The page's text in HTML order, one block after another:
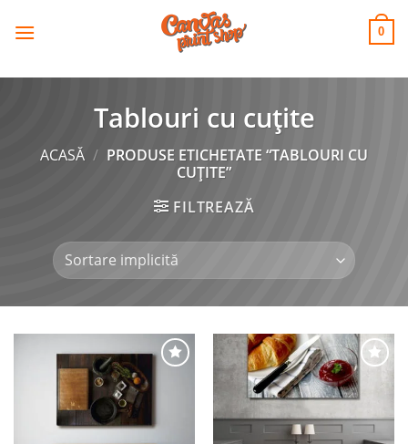
CANVAS
PRINT SHOP 0
Tablouri cu cuțite
ACASĂ / PRODUSE ETICHETATE “TABLOURI CU
CUȚITE”
FILTREAZĂ
la
favorite